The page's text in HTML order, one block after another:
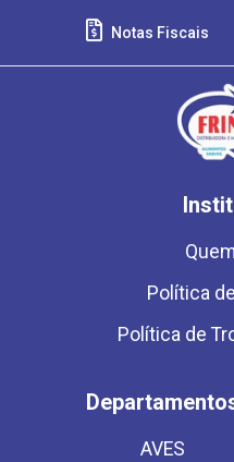
Notas Fiscais
Política
Política de
AVES